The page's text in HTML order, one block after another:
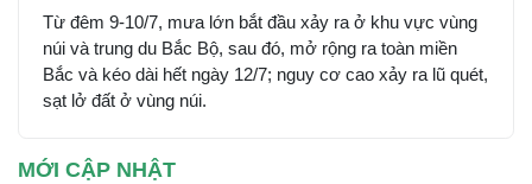
Từ đêm 9-10/7, mưa lớn bắt đầu xảy ra ở khu vực vùng
núi và trung du Bắc Bộ, sau đó, mở rộng ra toàn miền
Bắc và kéo dài hết ngày 12/7; nguy cơ cao xảy ra lũ quét,
sạt lở đất ở vùng núi.
MỚI CẬP NHẬT